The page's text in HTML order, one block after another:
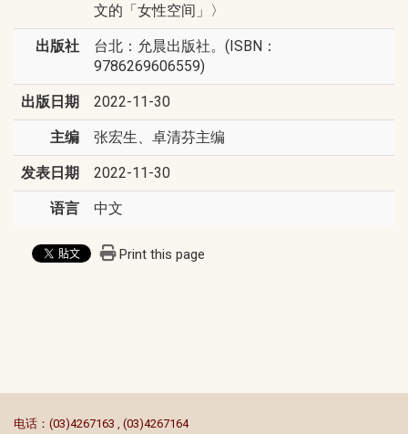
文的「女性空间」〉
出版社
台北：允晨出版社。(ISBN：
9786269606559)
出版日期 2022-11-30
主编 张宏生、卓清芬主编
发表日期 2022-11-30
语言 中文
Print this page
电话：(03)4267163 , (03)4267164